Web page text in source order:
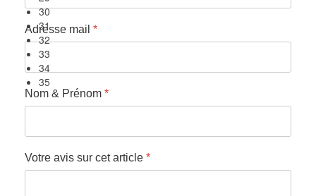
Adresse mail *
Nom & Prénom *
Votre avis sur cet article *